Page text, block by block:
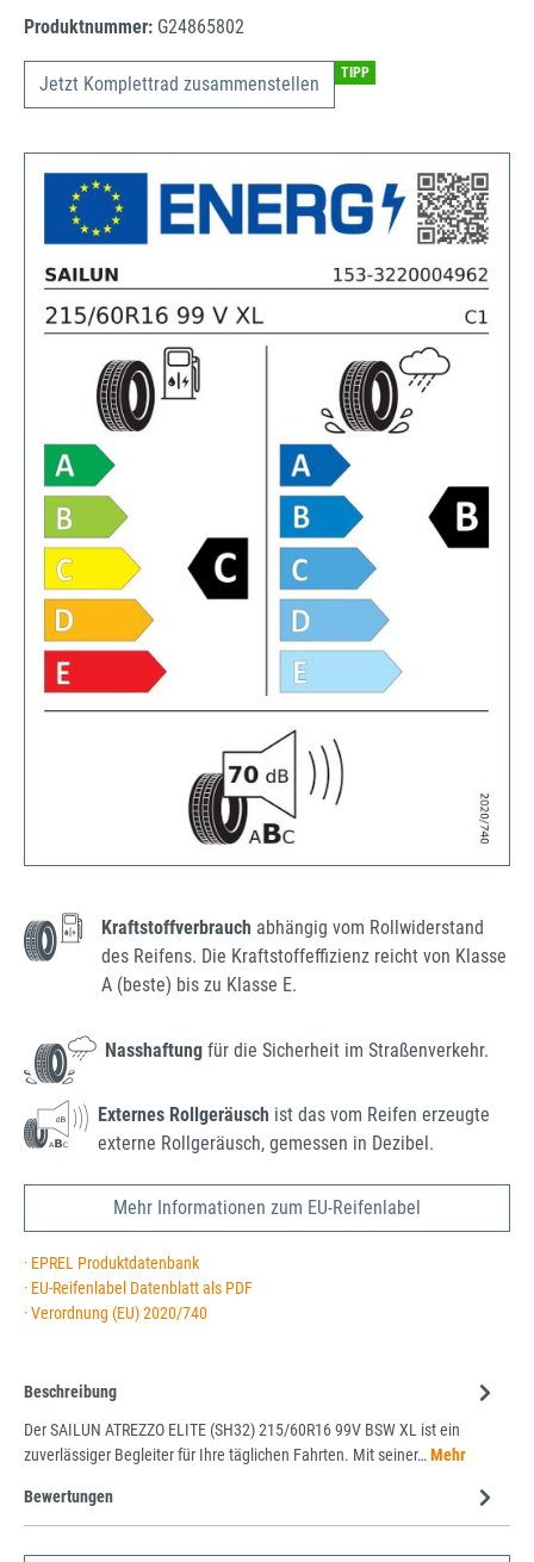
Produktnummer: G24865802
Jetzt Komplettrad zusammenstellen TIPP
Kraftstoffverbrauch abhängig vom Rollwiderstand
des Reifens. Die Kraftstoffeffizienz reicht von Klasse
A (beste) bis zu Klasse E.
Nasshaftung für die Sicherheit im Straßenverkehr.
Externes Rollgeräusch ist das vom Reifen erzeugte
externe Rollgeräusch, gemessen in Dezibel.
Mehr Informationen zum EU-Reifenlabel
· EPREL Produktdatenbank
· EU-Reifenlabel Datenblatt als PDF
· Verordnung (EU) 2020/740
Beschreibung
Der SAILUN ATREZZO ELITE (SH32) 215/60R16 99V BSW XL ist ein
zuverlässiger Begleiter für Ihre täglichen Fahrten. Mit seiner…Mehr
Bewertungen